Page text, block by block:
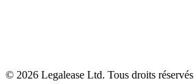
© 2026 Legalease Ltd. Tous droits réservés